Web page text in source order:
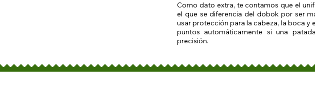
Como dato extra, te contamos que el
el que se diferencia del dobok por ser
usar protección para la cabeza, la boca
puntos automáticamente si una
precisión.